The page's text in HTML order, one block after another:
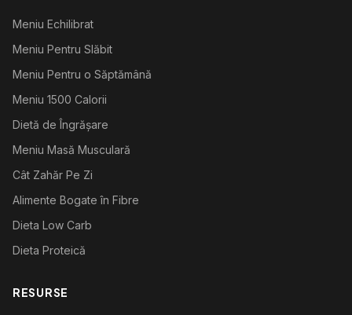
Meniu Echilibrat
Meniu Pentru Slăbit
Meniu Pentru o Săptămână
Meniu 1500 Calorii
Dietă de Îngrășare
Meniu Masă Musculară
Cât Zahăr Pe Zi
Alimente Bogate în Fibre
Dieta Low Carb
Dieta Proteică
RESURSE